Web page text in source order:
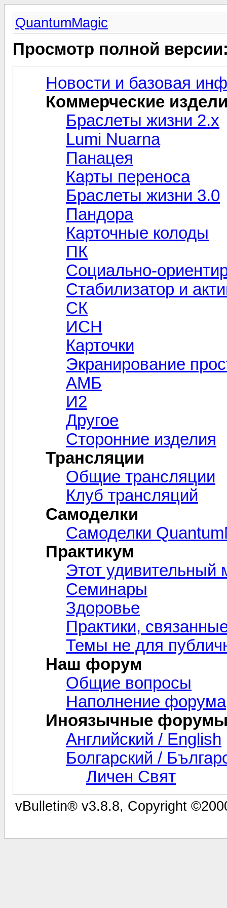
QuantumMagic
Просмотр полной
Новости и базовая
Коммерческие
Браслеты жизни 2.x
Lumi Nuarna
Панацея
Карты переноса
Браслеты жизни 3.0
Пандора
Карточные колоды
ПК
Социально-
Стабилизатор и
СК
ИСН
Карточки
Экранирование
АМБ
И2
Другое
Сторонние изделия
Трансляции
Общие трансляции
Клуб трансляций
Самоделки
Самоделки
Практикум
Этот удивительный
Семинары
Здоровье
Практики,
Темы не для
Наш форум
Общие вопросы
Наполнение форума
Иноязычные
Английский / English
Болгарский /
Личен Свят
vBulletin® v3.8.8, Copyright